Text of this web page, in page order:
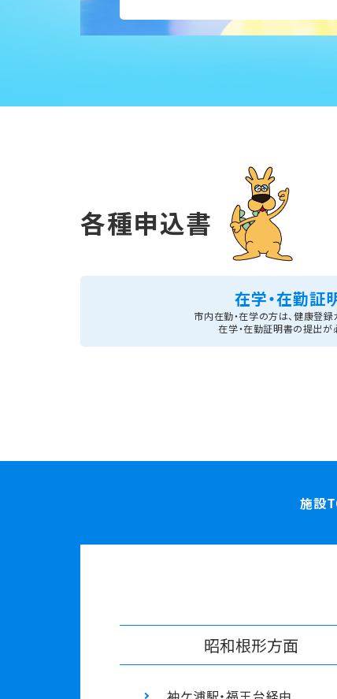
各種申込書
在学・在勤証
市内在勤・在学の⽅は、健康登
在学・在勤証明書の提出が
施設
昭和根形⽅面